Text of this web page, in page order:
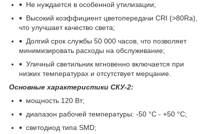
Не нуждается в особенной утилизации;
Высокий коэффициент цветопередачи CRI (>80Ra),
что улучшает качество света;
Долгий срок службы 50 000 часов, что позволяет
минимизировать расходы на обслуживание;
Уличный светильник мгновенно включается при
низких температурах и отсутствует мерцание.
Основные характеристики СКУ-2:
мощность 120 Вт;
диапазон рабочей температуры: -50 °C - +50 °C;
светодиод типа SMD;